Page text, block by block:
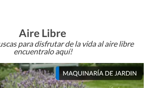
Aire Libre
para disfrutar de la vida al aire libre
encuentralo aquí!